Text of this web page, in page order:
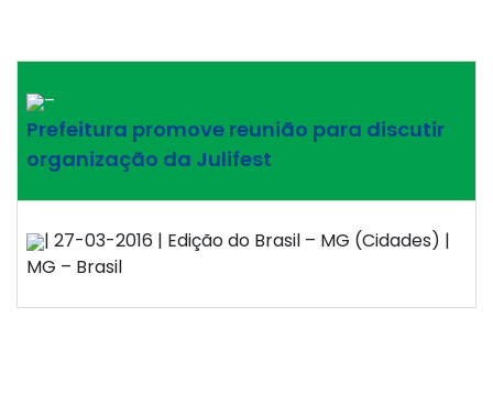
–
Prefeitura promove reunião para discutir
organização da Julifest
| 27-03-2016 | Edição do Brasil – MG (Cidades) |
MG – Brasil